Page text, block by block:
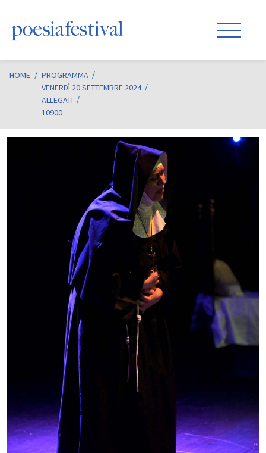
HOME / PROGRAMMA
VENERDÌ 20 SETTEMBRE 2024
ALLEGATI
10900